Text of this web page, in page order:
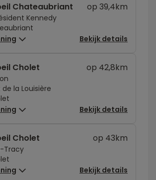
Chateaubriant
Kennedy
op 39,4km
Bekijk details
Cholet
la Louisière
op 42,8km
Bekijk details
Cholet
Tracy
op 43km
Bekijk details